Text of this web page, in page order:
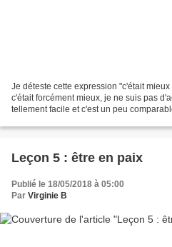
Je déteste cette expression "c'était
c'était forcément mieux, je ne suis pas
tellement facile et c'est un peu
Leçon 5 : être en paix
Publié le 18/05/2018 à 05:00
Par Virginie B